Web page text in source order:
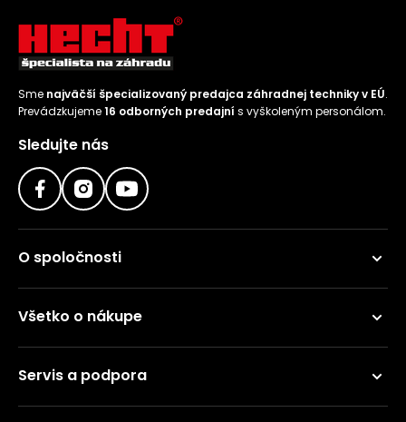
Sme najväčší špecializovaný predajca záhradnej techniky v EÚ.
Prevádzkujeme16 odborných predajní s vyškoleným personálom.
Sledujte nás
O spoločnosti
Všetko o nákupe
Servis a podpora